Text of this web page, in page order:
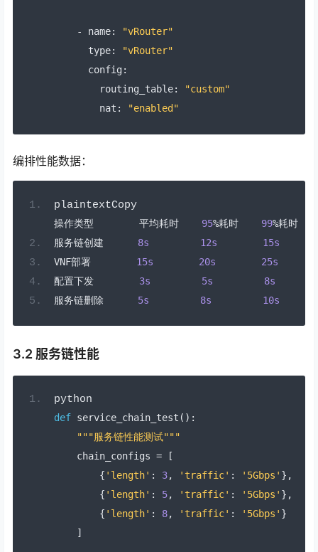
- name:
"vRouter"
      type
:
"vRouter"
      config
:
        routing_table
:
"custom"
        nat
: "enabled"
编排性能数据：
plaintextCopy
操作类型 平均耗时 95%耗时 99%耗时
服务链创建
8s 12s
15s
VNF部署 15s 20s
25s
配置下发
3s 5s
8s
服务链删除
5s 8s 10s
3.2 服务链性能
python
def service_chain_test ():
"""服务链性能测试"""
    chain_configs
=
[
{ 'length' : 3, 'traffic' : '5Gbps' },
{ 'length' : 5, 'traffic' : '5Gbps' },
{ 'length' : 8, 'traffic' : '5Gbps' }
]